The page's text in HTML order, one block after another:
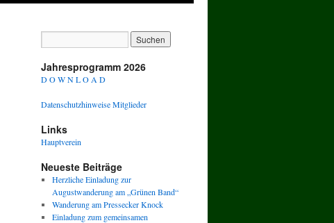
Jahresprogramm 2026
D O W N L O A D
Datenschutzhinweise Mitglieder
Links
Hauptverein
Neueste Beiträge
Herzliche Einladung zur
Augustwanderung am „Grünen Band“
Wanderung am Pressecker Knock
Einladung zum gemeinsamen